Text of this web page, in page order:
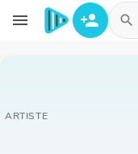
Aller au contenu principal
menu person_add search
ARTISTE